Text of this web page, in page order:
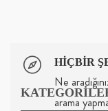
HIÇBIR
Ne
arama